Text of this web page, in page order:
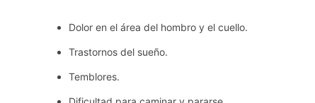
Dolor en el área del hombro y el cuello.
Trastornos del sueño.
Temblores.